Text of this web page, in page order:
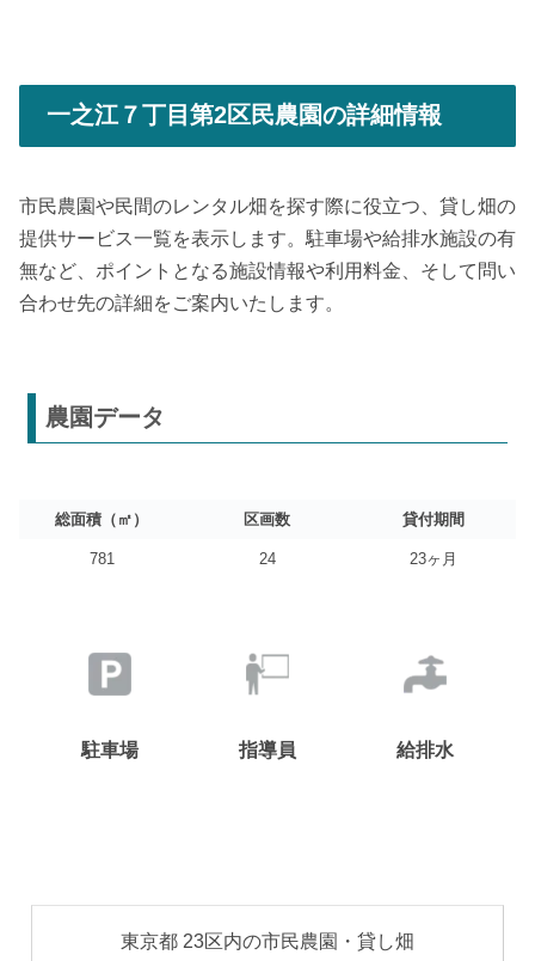
一之江７丁目第2区民農園の詳細情報
市民農園や民間のレンタル畑を探す際に役立つ、貸し畑の
提供サービス一覧を表示します。駐車場や給排水施設の有
無など、ポイントとなる施設情報や利用料金、そして問い
合わせ先の詳細をご案内いたします。
農園データ
総面積（㎡） 区画数 貸付期間
781 24 23ヶ月
駐車場 指導員 給排水
東京都 23区内の市民農園・貸し畑